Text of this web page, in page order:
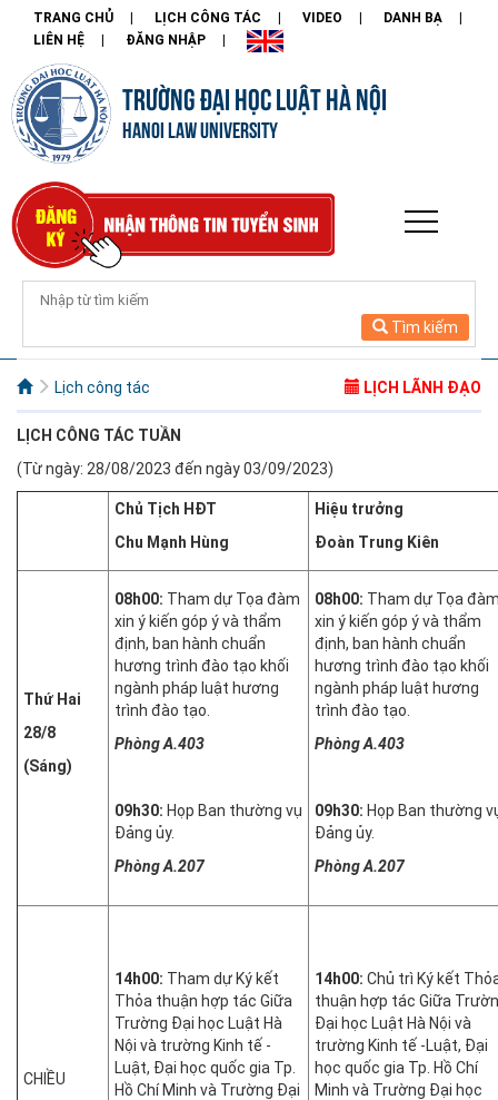
TRANG CHỦ LỊCH CÔNG TÁC VIDEO
DANH BẠ
LIÊN HỆ
ĐĂNG NHẬP
TRƯỜNG ĐẠI HỌC LUẬT HÀ NỘI
HANOI LAW UNIVERSITY
Tìm kiếm
Lịch công tác LỊCH LÃNH ĐẠO
LỊCH CÔNG TÁC TUẦN
(Từ ngày: 28/08/2023 đến ngày 03/09/2023)
Chủ Tịch HĐT
Chu Mạnh Hùng
Hiệu trưởng
Đoàn Trung Kiên
Thứ Hai
28/8
(Sáng)
08h00: Tham dự Tọa đàm
xin ý kiến góp ý và thẩm
định, ban hành chuẩn
hương trình đào tạo khối
ngành pháp luật hương
trình đào tạo.
Phòng A.403
09h30: Họp Ban thường vụ
Đảng ủy.
Phòng A.207
08h00: Tham dự Tọa
xin ý kiến góp ý và thẩm
định, ban hành chuẩn
hương trình đào tạo khối
ngành pháp luật hương
trình đào tạo.
Phòng A.403
09h30: Họp Ban thường
Đảng ủy.
Phòng A.207
CHIỀU
14h00: Tham dự Ký kết
Thỏa thuận hợp tác Giữa
Trường Đại học Luật Hà
Nội và trường Kinh tế -
Luật, Đại học quốc gia Tp.
Hồ Chí Minh và Trường Đại
14h00: Chủ trì Ký kết
thuận hợp tác Giữa
Đại học Luật Hà Nội và
trường Kinh tế -Luật, Đại
học quốc gia Tp. Hồ Chí
Minh và Trường Đại học